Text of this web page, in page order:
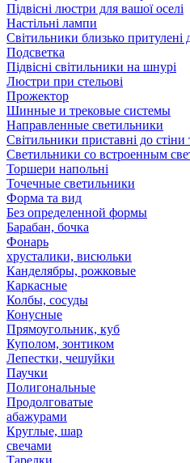
Підвісні люстри для вашої оселі
Настільні лампи
Світильники близько притулені
Подсветка
Підвісні світильники на шнурі
Люстри при стельові
Прожектор
Шинные и трековые системы
Направленные светильники
Світильники приставні до
Светильники со встроенным
Торшери напольні
Точечные светильники
Форма та вид
Без определенной формы
Барабан, бочка
Фонарь
хрусталики, висюльки
Канделябры, рожковые
Каркасные
Колбы, сосуды
Конусные
Прямоугольник, куб
Куполом, зонтиком
Лепестки, чешуйки
Паучки
Полигональные
Продолговатые
абажурами
Круглые, шар
свечами
Тарелки